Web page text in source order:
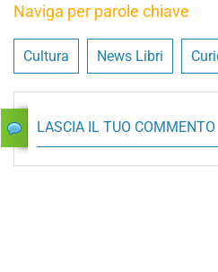
Naviga per parole chiave
Cultura News Libri
LASCIA IL TUO COMMENTO